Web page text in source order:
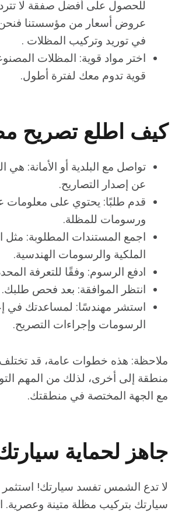
للحصول على أفضل صفقة لا
عروض أسعار من مؤسستنا
في توريد وتركيب المظلات .
اختر مواد قوية: المظلات
قوية تدوم معك لفترة أطول.
كيف اطلع تصريح
تواصل مع البلدية أو الأمانة: هي
عن إصدار التصاريح.
قدم طلبًا: يحتوي على معلومات
ورسومات للمظلة.
اجمع المستندات المطلوبة: مثل
الملكية والرسومات الهندسية.
ادفع الرسوم: وفقًا للتعرفة
انتظر الموافقة: بعد فحص طلبك.
استشر مهندسًا: لمساعدتك في
الرسومات وإجراءات التصريح.
ملاحظة: هذه خطوات عامة، قد
منطقة إلى أخرى، لذلك من المهم
مع الجهة المختصة في منطقتك.
جاهز لحماية
لا تدع الشمس تفسد سيارتك!
سيارتك بتركيب مظلة متينة وعصرية.